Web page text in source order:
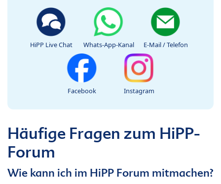
HiPP Live Chat Whats-App-Kanal E-Mail / Telefon
Facebook Instagram
Häufige Fragen zum HiPP-
Forum
Wie kann ich im HiPP Forum mitmachen?